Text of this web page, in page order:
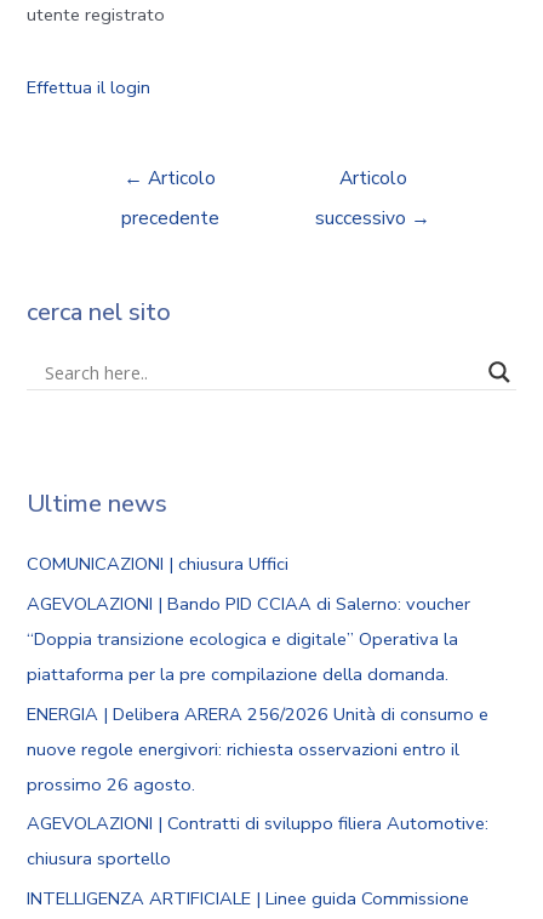
utente registrato
Effettua il login
← Articolo
precedente
Articolo
successivo →
cerca nel sito
Ultime news
COMUNICAZIONI | chiusura Uffici
AGEVOLAZIONI | Bando PID CCIAA di Salerno: voucher
“Doppia transizione ecologica e digitale” Operativa la
piattaforma per la pre compilazione della domanda.
ENERGIA | Delibera ARERA 256/2026 Unità di consumo e
nuove regole energivori: richiesta osservazioni entro il
prossimo 26 agosto.
AGEVOLAZIONI | Contratti di sviluppo filiera Automotive:
chiusura sportello
INTELLIGENZA ARTIFICIALE | Linee guida Commissione